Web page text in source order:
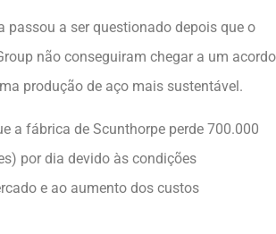
passou a ser questionado depois que o
não conseguiram chegar a um acordo
produção de aço mais sustentável.
a fábrica de Scunthorpe perde 700.000
por dia devido às condições
e ao aumento dos custos